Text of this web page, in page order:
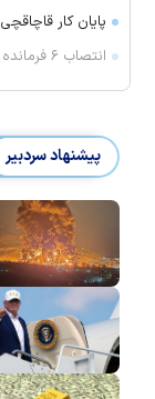
پایان کار قاچاقچی در
انتصاب ۶ فرمانده عالی‌رتبه در نیروهای مسلح توسط رهبر انقلاب
پیشنهاد سردبیر